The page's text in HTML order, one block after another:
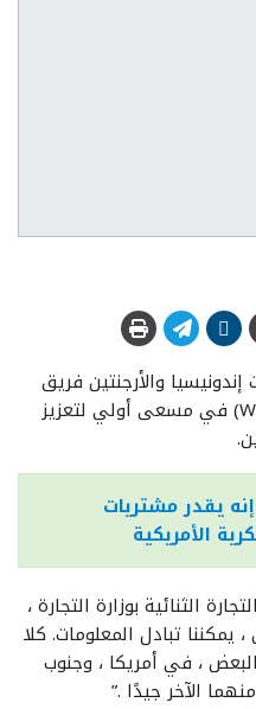
إندونيسيا والأرجنتين فريق
عمل حول التجارة والاستثمار (WGTI) في مسعى أولي لتعزيز
يقدر مشتريات
الأمريكية
الثنائية بوزارة التجارة ،
، يمكننا تبادل المعلومات. كلا
، في أمريكا ، وجنوب
الآخر جيدًا .”